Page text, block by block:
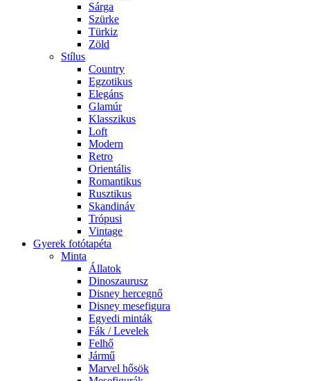
Sárga
Szürke
Türkiz
Zöld
Stílus
Country
Egzotikus
Elegáns
Glamúr
Klasszikus
Loft
Modern
Retro
Orientális
Romantikus
Rusztikus
Skandináv
Trópusi
Vintage
Gyerek fotótapéta
Minta
Állatok
Dinoszaurusz
Disney hercegnő
Disney mesefigura
Egyedi minták
Fák / Levelek
Felhő
Jármű
Marvel hősök